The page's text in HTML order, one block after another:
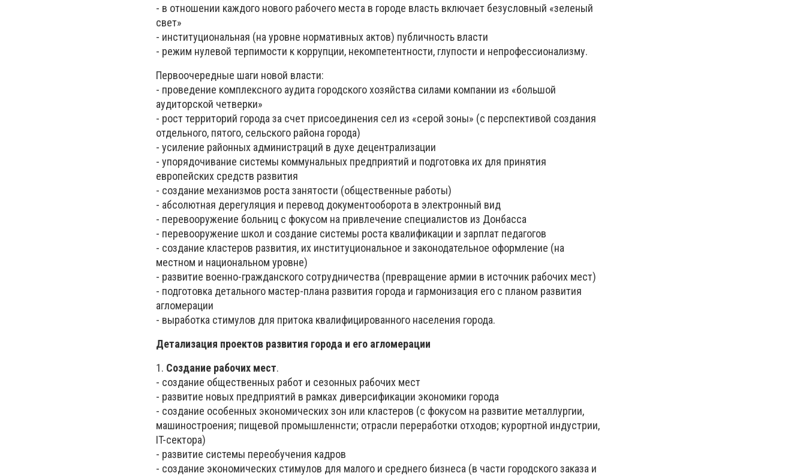
- в отношении каждого нового рабочего места в городе власть включает безусловный «зеленый
свет»
- институциональная (на уровне нормативных актов) публичность власти
- режим нулевой терпимости к коррупции, некомпетентности, глупости и непрофессионализму.
Первоочередные шаги новой власти:
- проведение комплексного аудита городского хозяйства силами компании из «большой
аудиторской четверки»
- рост территорий города за счет присоединения сел из «серой зоны» (с перспективой создания
отдельного, пятого, сельского района города)
- усиление районных администраций в духе децентрализации
- упорядочивание системы коммунальных предприятий и подготовка их для принятия
европейских средств развития
- создание механизмов роста занятости (общественные работы)
- абсолютная дерегуляция и перевод документооборота в электронный вид
- перевооружение больниц с фокусом на привлечение специалистов из Донбасса
- перевооружение школ и создание системы роста квалификации и зарплат педагогов
- создание кластеров развития, их институциональное и законодательное оформление (на
местном и национальном уровне)
- развитие военно-гражданского сотрудничества (превращение армии в источник рабочих мест)
- подготовка детального мастер-плана развития города и гармонизация его с планом развития
агломерации
- выработка стимулов для притока квалифицированного населения города.
Детализация проектов развития города и его агломерации
1. Создание рабочих мест.
- создание общественных работ и сезонных рабочих мест
- развитие новых предприятий в рамках диверсификации экономики города
- создание особенных экономических зон или кластеров (с фокусом на развитие металлургии,
машиностроения; пищевой промышленнсти; отрасли переработки отходов; курортной индустрии,
IT-сектора)
- развитие системы переобучения кадров
- создание экономических стимулов для малого и среднего бизнеса (в части городского заказа и